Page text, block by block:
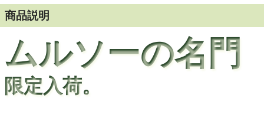
商品説明
ムルソーの名門
限定入荷。